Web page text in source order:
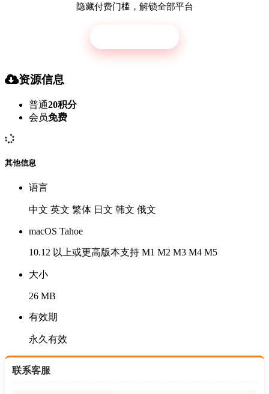
隐藏付费门槛，解锁全部平台
资源信息
普通20积分
会员免费
其他信息
语言
中文 英文 繁体 日文 韩文 俄文
macOS Tahoe
10.12 以上或更高版本支持 M1 M2 M3 M4 M5
大小
26 MB
有效期
永久有效
联系客服